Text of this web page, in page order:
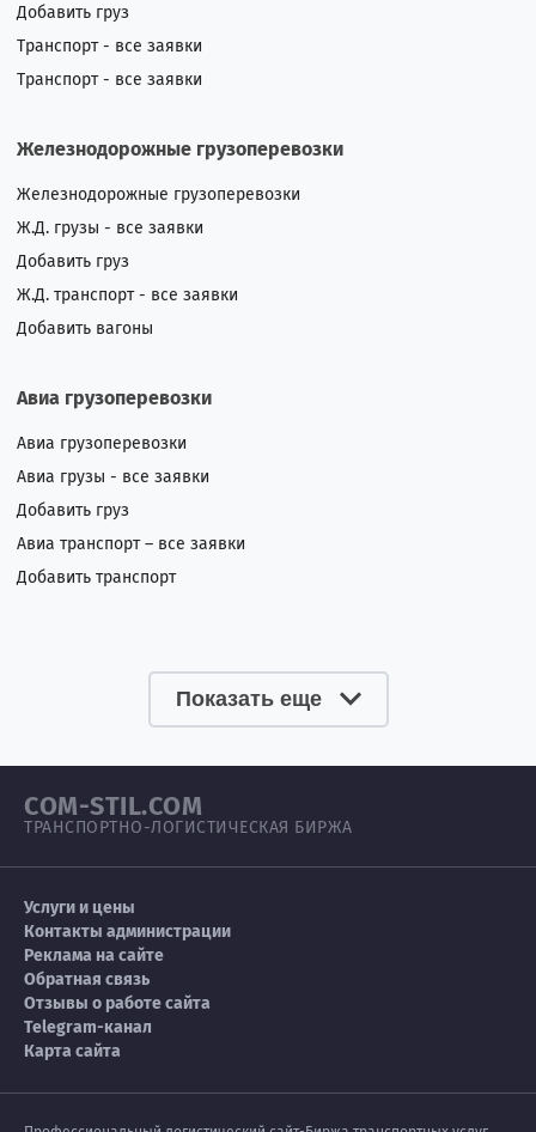
Добавить груз
Транспорт - все заявки
Транспорт - все заявки
Железнодорожные грузоперевозки
Железнодорожные грузоперевозки
Ж.Д. грузы - все заявки
Добавить груз
Ж.Д. транспорт - все заявки
Добавить вагоны
Авиа грузоперевозки
Авиа грузоперевозки
Авиа грузы - все заявки
Добавить груз
Авиа транспорт – все заявки
Добавить транспорт
Показать еще
COM-STIL.COM
ТРАНСПОРТНО-ЛОГИСТИЧЕСКАЯ БИРЖА
Услуги и цены
Контакты администрации
Реклама на сайте
Обратная связь
Отзывы о работе сайта
Telegram-канал
Карта сайта